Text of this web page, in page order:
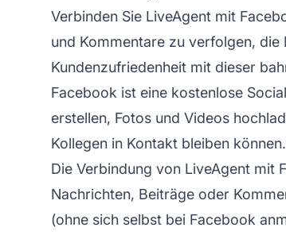
Verbinden Sie LiveAgent mit
und Kommentare zu verfolgen,
Kundenzufriedenheit mit dieser
Facebook ist eine kostenlose
erstellen, Fotos und Videos
Kollegen in Kontakt bleiben können.
Die Verbindung von LiveAgent mit
Nachrichten, Beiträge oder
(ohne sich selbst bei Facebook